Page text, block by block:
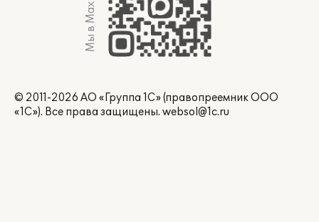
Мы в Max
© 2011-2026 АО «Группа 1С» (правопреемник ООО
«1С»). Все права защищены. websol@1c.ru